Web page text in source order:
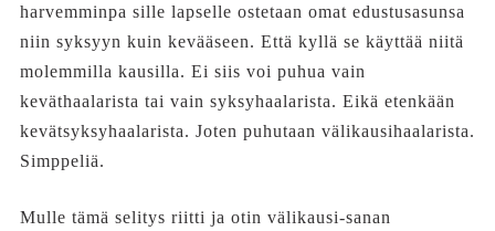
harvemminpa sille lapselle ostetaan omat edustusasunsa
niin syksyyn kuin kevääseen. Että kyllä se käyttää niitä
molemmilla kausilla. Ei siis voi puhua vain
keväthaalarista tai vain syksyhaalarista. Eikä etenkään
kevätsyksyhaalarista. Joten puhutaan välikausihaalarista.
Simppeliä.
Mulle tämä selitys riitti ja otin välikausi-sanan